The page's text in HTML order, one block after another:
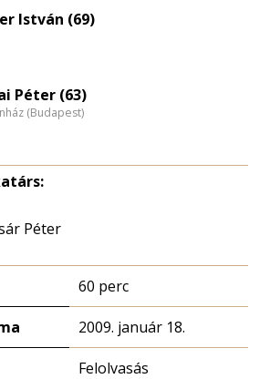
eloszlás
István (69)
Péter (63)
(Budapest)
Péter
60 perc
2009. január 18.
Felolvasás